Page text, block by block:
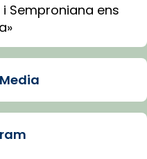
Semproniana ens
de Tortosa, ha